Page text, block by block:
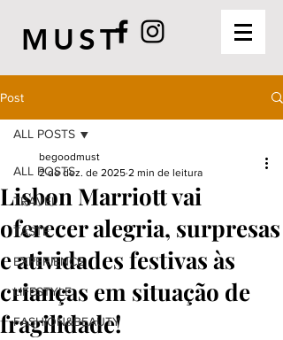
MUST
Post
ALL POSTS
TRAVEL
TASTE
EXPERIENCE
LIFESTYLE
FASHION&BEAUTY
ALL POSTS
Lisbon Marriott vai
oferecer alegria, surpresas
e atividades festivas às
crianças em situação de
fragilidade!
begoodmust
2 de dez. de 2025 2 min de leitura